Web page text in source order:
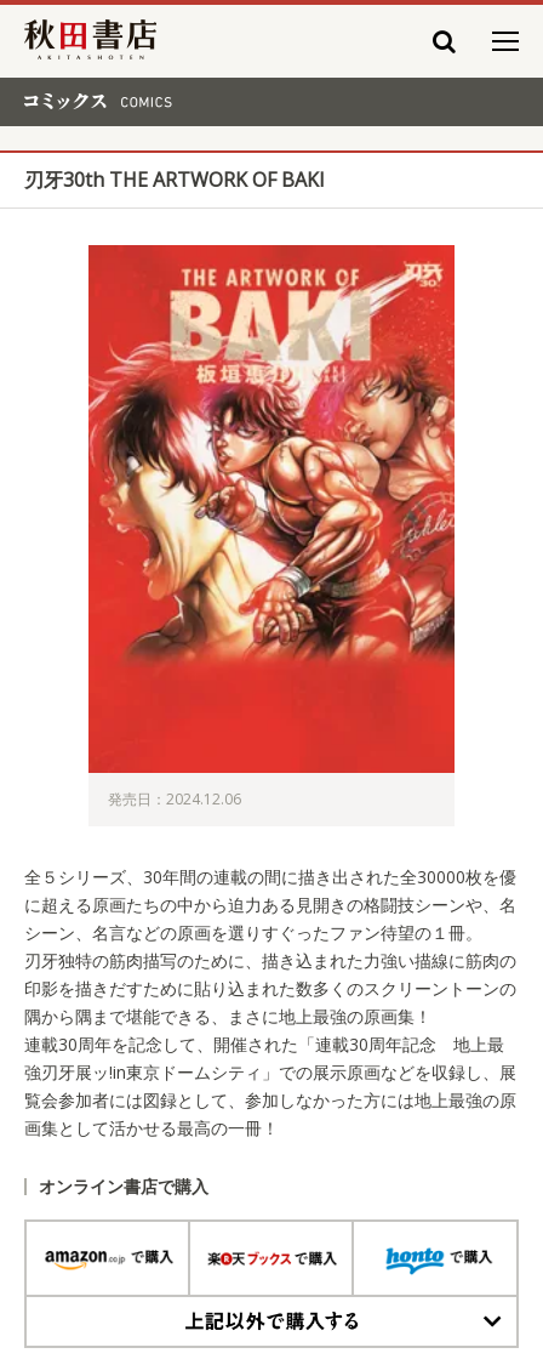
秋田書店
刃牙30th THE ARTWORK OF BAKI
発売日：2024.12.06
全５シリーズ、30年間の連載の間に描き出された全30000枚を優
に超える原画たちの中から迫力ある見開きの格闘技シーンや、名
シーン、名言などの原画を選りすぐったファン待望の１冊。
刃牙独特の筋肉描写のために、描き込まれた力強い描線に筋肉の
印影を描きだすために貼り込まれた数多くのスクリーントーンの
隅から隅まで堪能できる、まさに地上最強の原画集！
連載30周年を記念して、開催された「連載30周年記念 地上最
強刃牙展ッ!in東京ドームシティ」での展示原画などを収録し、展
覧会参加者には図録として、参加しなかった方には地上最強の原
画集として活かせる最高の一冊！
オンライン書店で購入